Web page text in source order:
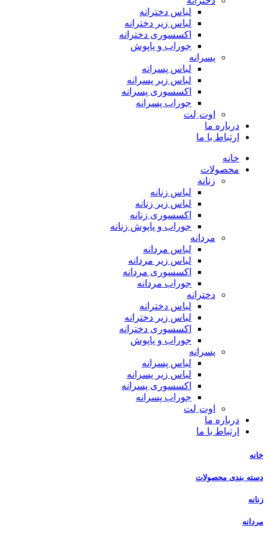
لباس دخترانه
لباس زیر دخترانه
اکسسوری دخترانه
جوراب و پاپوش
پسرانه
لباس پسرانه
لباس زیر پسرانه
اکسسوری پسرانه
جوراب پسرانه
اوت ِلت
درباره ما
ارتباط با ما
خانه
محصولات
زنانه
لباس زنانه
لباس زیر زنانه
اکسسوری زنانه
جوراب و پاپوش زنانه
مردانه
لباس مردانه
لباس زیر مردانه
اکسسوری مردانه
جوراب مردانه
دخترانه
لباس دخترانه
لباس زیر دخترانه
اکسسوری دخترانه
جوراب و پاپوش
پسرانه
لباس پسرانه
لباس زیر پسرانه
اکسسوری پسرانه
جوراب پسرانه
اوت ِلت
درباره ما
ارتباط با ما
خانه
دسته بندی محصولات
زنانه
مردانه